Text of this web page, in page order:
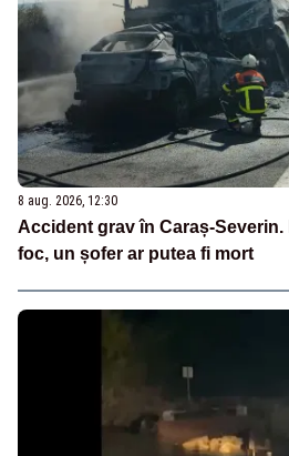
8 aug. 2026, 12:30
Accident grav în Caraș-
foc, un șofer ar putea fi mort